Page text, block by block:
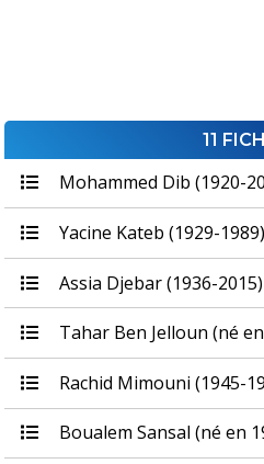
11
Mohammed Dib (1920-
Yacine Kateb (1929-1989)
Assia Djebar (1936-2015)
Tahar Ben Jelloun (né
Rachid Mimouni (1945-
Boualem Sansal (né en